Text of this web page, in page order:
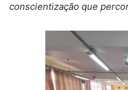
conscientização que